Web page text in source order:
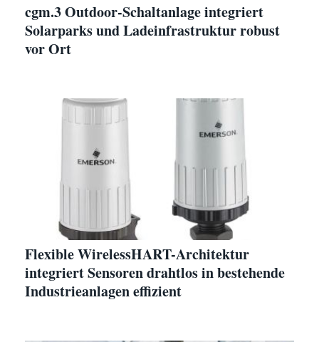
cgm.3 Outdoor-Schaltanlage integriert
Solarparks und Ladeinfrastruktur robust
vor Ort
Flexible WirelessHART-Architektur
integriert Sensoren drahtlos in bestehende
Industrieanlagen effizient